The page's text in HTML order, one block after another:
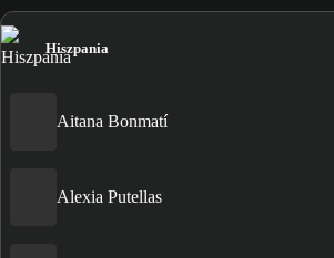
Hiszpania
Aitana Bonmatí
Alexia Putellas